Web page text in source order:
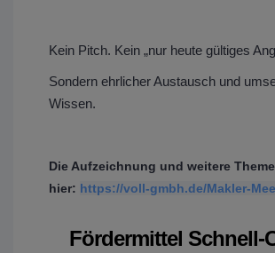
Kein Pitch. Kein „nur heute gültiges
Sondern ehrlicher Austausch und
Wissen.
Die Aufzeichnung und weitere
hier: https://voll-gmbh.de/Makler-
Fördermittel Schnell-